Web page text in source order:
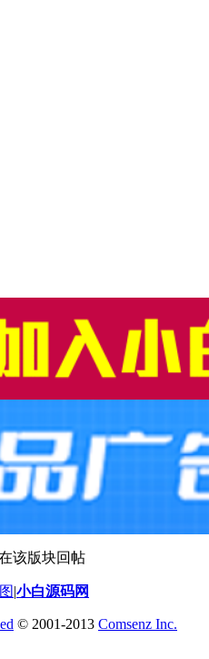
该版块回帖
小白源码网
© 2001-2013 Comsenz Inc.